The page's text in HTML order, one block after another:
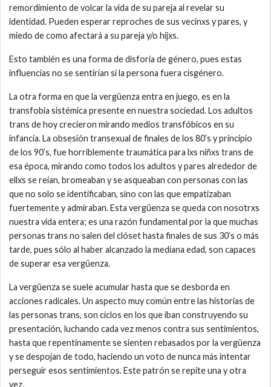
remordimiento de volcar la vida de su pareja al revelar su
identidad. Pueden esperar reproches de sus vecinxs y pares, y
miedo de como afectará a su pareja y/o hijxs.
Esto también es una forma de disforia de género, pues estas
influencias no se sentirían si la persona fuera cisgénero.
La otra forma en que la vergüenza entra en juego, es en la
transfobia sistémica presente en nuestra sociedad. Los adultos
trans de hoy crecieron mirando medios transfóbicos en su
infancia. La obsesión transexual de finales de los 80’s y principio
de los 90’s, fue horriblemente traumática para lxs niñxs trans de
esa época, mirando como todos los adultos y pares alrededor de
ellxs se reían, bromeaban y se asqueaban con personas con las
que no solo se identificaban, sino con las que empatizaban
fuertemente y admiraban. Esta vergüenza se queda con nosotrxs
nuestra vida entera; es una razón fundamental por la que muchas
personas trans no salen del clóset hasta finales de sus 30’s o más
tarde, pues sólo al haber alcanzado la mediana edad, son capaces
de superar esa vergüenza.
La vergüenza se suele acumular hasta que se desborda en
acciones radicales. Un aspecto muy común entre las historias de
las personas trans, son ciclos en los que iban construyendo su
presentación, luchando cada vez menos contra sus sentimientos,
hasta que repentinamente se sienten rebasados por la vergüenza
y se despojan de todo, haciendo un voto de nunca más intentar
perseguir esos sentimientos. Este patrón se repite una y otra
vez.